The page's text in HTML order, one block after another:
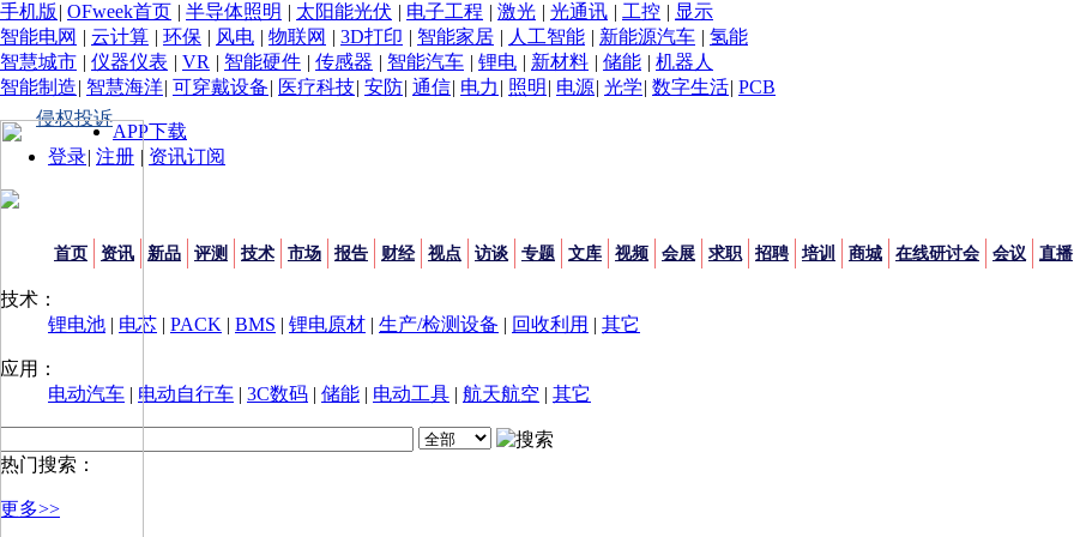
手机版 | OFweek首页 | 半导体照明 | 太阳能光伏 | 电子工程 | 激光 | 光通讯 | 工控 | 显示
智能电网 | 云计算 | 环保 | 风电 | 物联网 | 3D打印 | 智能家居 | 人工智能 | 新能源汽车 | 氢能
智慧城市 | 仪器仪表 | VR | 智能硬件 | 传感器 | 智能汽车 | 锂电 | 新材料 | 储能 | 机器人
智能制造| 智慧海洋| 可穿戴设备| 医疗科技| 安防| 通信| 电力 | 照明 | 电源| 光学| 数字生活| PCB
侵权投诉
APP下载
登录| 注册 | 资讯订阅
首页 资讯 新品 评测 技术 市场 报告 财经 视点 访谈 专题 文库 视频 会展 求职 招聘 培训 商城 在线研讨会 会议 直播
技术：
锂电池 | 电芯 | PACK | BMS | 锂电原材 | 生产/检测设备 | 回收利用 | 其它
应用：
电动汽车 | 电动自行车 | 3C数码 | 储能 | 电动工具 | 航天航空 | 其它
热门搜索：
更多>>